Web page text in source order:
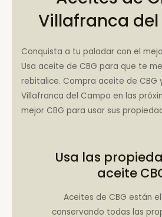
Villafranca
Conquista a tu paladar con el
Usa aceite de CBG para que te
rebitalice. Compra aceite de CBG
Villafranca del Campo en las
mejor CBG para usar sus
Usa las
aceite
Aceites de CBG están
conservando todas las